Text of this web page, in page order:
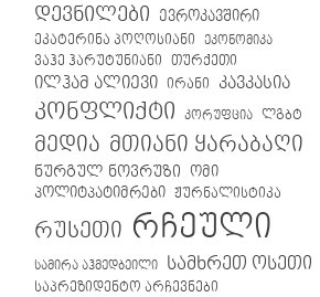
დევნილები
ევროკავშირი
ეკატერინა პოღოსიანი
ეკონომიკა
ვაჰე ჰარუტუნიანი თურქეთი
ილჰამ ალიევი ირანი კავკასია
კონფლიქტი კორუფცია ლგბტ
მედია მთიანი ყარაბაღი
ნურგულ ნოვრუზი ომი
პოლიტპატიმრები ჟურნალისტიკა
რუსეთი რჩეული
სამირა აჰმედბეილი სამხრეთ ოსეთი
საპრეზიდენტო არჩევნები